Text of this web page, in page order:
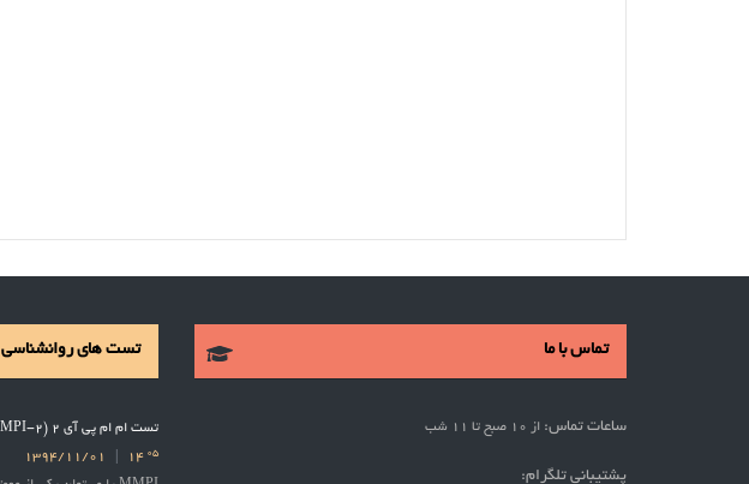
تماس با ما
ساعات تماس: از 10 صبح تا 11 شب
پشتیبانی تلگرام:
تست های روانشناسی
تست ام ام پی آی 2 (MMPI-2)
05
14
1394/11/01